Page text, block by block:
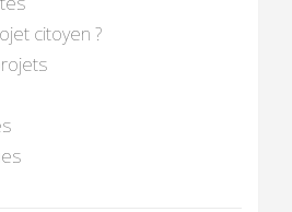
citoyen ?